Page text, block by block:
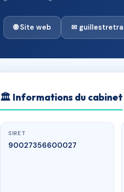
🌐 Site web ✉
🏛 Informations du cabinet
SIRET
90027356600027